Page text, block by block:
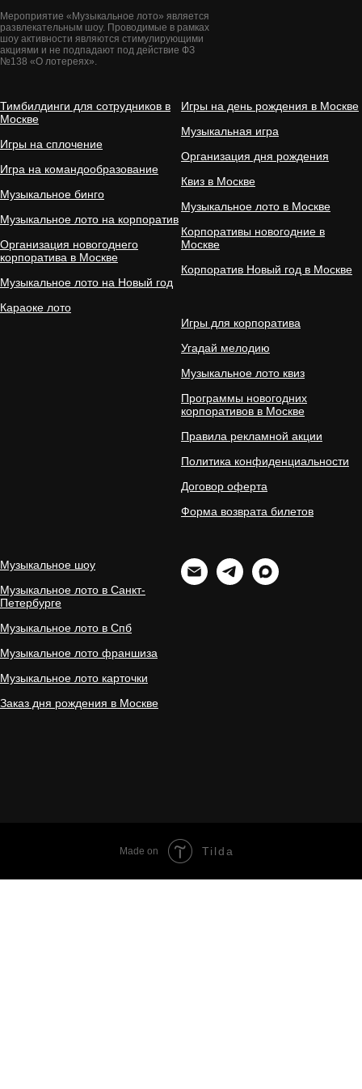
Мероприятие «Музыкальное лото» является
развлекательным шоу. Проводимые в рамках
шоу активности являются стимулирующими
акциями и не подпадают под действие ФЗ
№138 «О лотереях».
Тимбилдинги для сотрудников в
Москве
Игры на сплочение
Игра на командообразование
Музыкальное бинго
Музыкальное лото на корпоратив
Организация новогоднего
корпоратива в Москве
Музыкальное лото на Новый год
Караоке лото
Игры на день рождения в Москве
Музыкальная игра
Организация дня рождения
Квиз в Москве
Музыкальное лото в Москве
Корпоративы новогодние в
Москве
Корпоратив Новый год в Москве
Игры для корпоратива
Угадай мелодию
Музыкальное лото квиз
Программы новогодних
корпоративов в Москве
Правила рекламной акции
Политика конфиденциальности
Договор оферта
Форма возврата билетов
Музыкальное шоу
Музыкальное лото в Санкт-
Петербурге
Музыкальное лото в Спб
Музыкальное лото франшиза
Музыкальное лото карточки
Заказ дня рождения в Москве
Made on Tilda